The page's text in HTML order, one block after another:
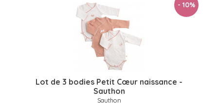
- 10%
Lot de 3 bodies Petit Cœur naissance -
Sauthon
Sauthon